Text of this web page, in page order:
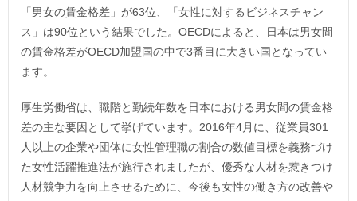
「男女の賃金格差」が63位、「女性に対するビジネスチャン
ス」は90位という結果でした。OECDによると、日本は男女間
の賃金格差がOECD加盟国の中で3番目に大きい国となってい
ます。
厚生労働省は、職階と勤続年数を日本における男女間の賃金格
差の主な要因として挙げています。2016年4月に、従業員301
人以上の企業や団体に女性管理職の割合の数値目標を義務づけ
た女性活躍推進法が施行されましたが、優秀な人材を惹きつけ
人材競争力を向上させるために、今後も女性の働き方の改善や